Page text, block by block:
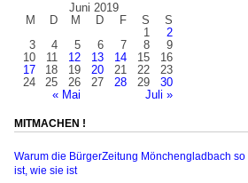
Juni 2019
M
D M D F S S
« Mai Juli »
1
2
3
4 5 6 7 8
9
10
11 12 13 14 15
16
17
18 19 20 21 22
23
24
25 26 27 28 29 30
MITMACHEN !
Warum die BürgerZeitung Mönchengladbach so
ist, wie sie ist